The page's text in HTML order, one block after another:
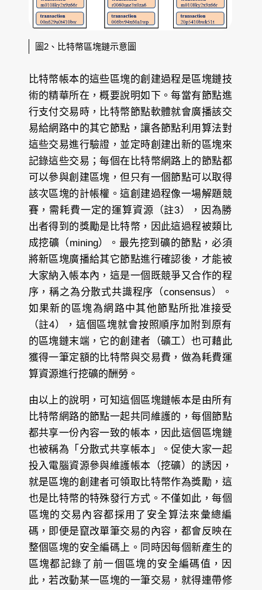
圖2、比特幣區塊鏈示意圖
比特幣帳本的這些區塊的創建過程是區塊鏈技
術的精華所在，概要說明如下。每當有節點進
行支付交易時，比特幣節點軟體就會廣播該交
易給網路中的其它節點，讓各節點利用算法對
這些交易進行驗證，並定時創建出新的區塊來
記錄這些交易；每個在比特幣網路上的節點都
可以參與創建區塊，但只有一個節點可以取得
該次區塊的計帳權。這創建過程像一場解題競
賽，需耗費一定的運算資源（註3），因為勝
出者得到的獎勵是比特幣，因此這過程被類比
成挖礦（mining）。最先挖到礦的節點，必須
將新區塊廣播給其它節點進行確認後，才能被
大家納入帳本內，這是一個既競爭又合作的程
序，稱之為分散式共識程序（consensus）。
如果新的區塊為網路中其他節點所批准接受
（註4），這個區塊就會按照順序加附到原有
的區塊鏈末端，它的創建者（礦工）也可藉此
獲得一筆定額的比特幣與交易費，做為耗費運
算資源進行挖礦的酬勞。
由以上的說明，可知這個區塊鏈帳本是由所有
比特幣網路的節點一起共同維護的，每個節點
都共享一份內容一致的帳本，因此這個區塊鏈
也被稱為「分散式共享帳本」。促使大家一起
投入電腦資源參與維護帳本（挖礦）的誘因，
就是區塊的創建者可領取比特幣作為獎勵，這
也是比特幣的特殊發行方式。不僅如此，每個
區塊的交易內容都採用了安全算法來彙總編
碼，即便是竄改單筆交易的內容，都會反映在
整個區塊的安全編碼上。同時因每個新產生的
區塊都記錄了前一個區塊的安全編碼值，因
此，若改動某一區塊的一筆交易，就得連帶修